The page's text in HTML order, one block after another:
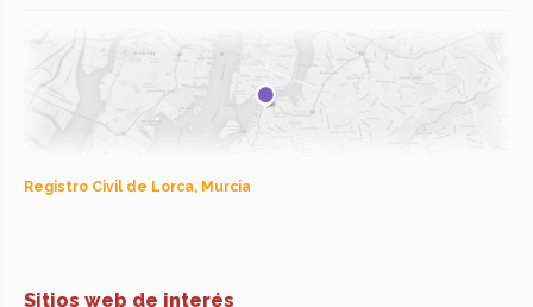
Registro Civil de Lorca, Murcia
Sitios web de interés